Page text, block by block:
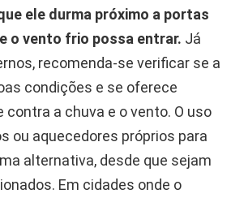
ele durma próximo a portas
o vento frio possa entrar. Já
recomenda-se verificar se a
condições e se oferece
a chuva e o vento. O uso
ou aquecedores próprios para
alternativa, desde que sejam
Em cidades onde o